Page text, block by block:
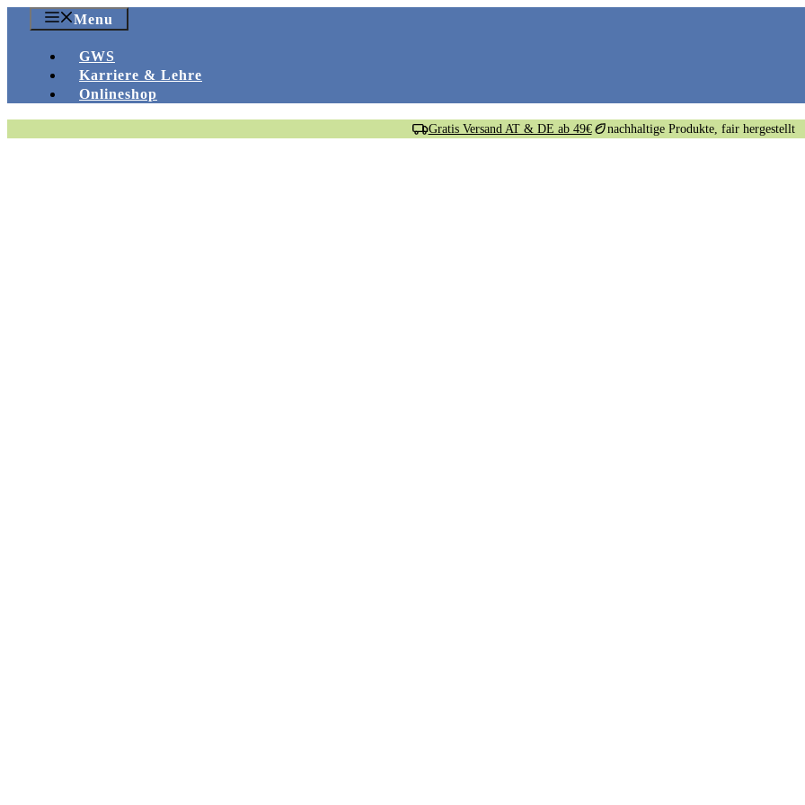
Inhalt
springen
Menu
GWS
Karriere & Lehre
Onlineshop
Gratis Versand AT & DE ab 49€ nachhaltige Produkte, fair hergestellt